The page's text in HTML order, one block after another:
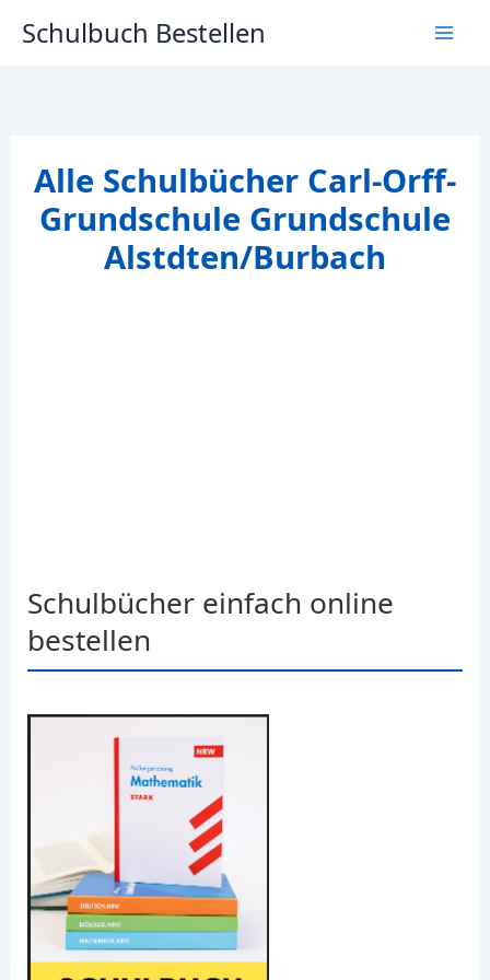
InhaltSchulbuch Bestellen
Alle Schulbücher Carl-Orff-
Grundschule Grundschule
Alstdten/Burbach
Schulbücher einfach online
bestellen